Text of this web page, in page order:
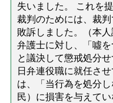
失いました。 これを
裁判のためには、裁
敗訴しました。（本
弁護士に対し、「噓を
と議決して懲戒処分
日弁連役職に就任さ
は、「当行為を処分
民）に損害を与えて